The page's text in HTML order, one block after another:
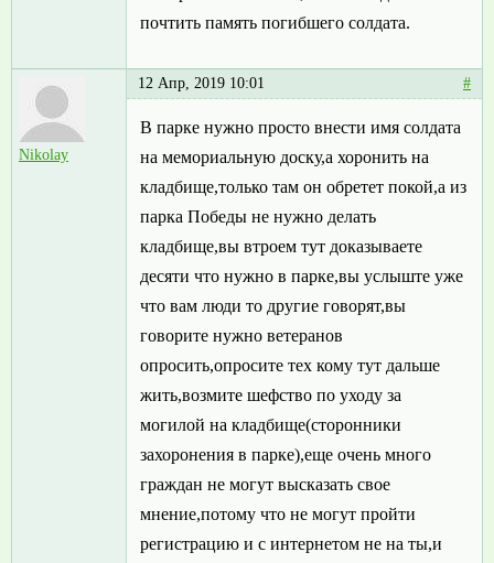
почтить память погибшего солдата.
Nikolay
12 Апр, 2019 10:01 #
В парке нужно просто внести имя солдата
на мемориальную доску,а хоронить на
кладбище,только там он обретет покой,а из
парка Победы не нужно делать
кладбище,вы втроем тут доказываете
десяти что нужно в парке,вы услыште уже
что вам люди то другие говорят,вы
говорите нужно ветеранов
опросить,опросите тех кому тут дальше
жить,возмите шефство по уходу за
могилой на кладбище(сторонники
захоронения в парке),еще очень много
граждан не могут высказать свое
мнение,потому что не могут пройти
регистрацию и с интернетом не на ты,и